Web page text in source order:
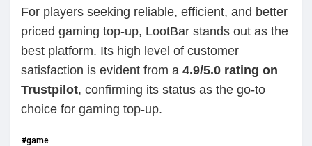
For players seeking reliable, efficient, and better
priced gaming top-up, LootBar stands out as the
best platform. Its high level of customer
satisfaction is evident from a 4.9/5.0 rating on
Trustpilot, confirming its status as the go-to
choice for gaming top-up.
#game